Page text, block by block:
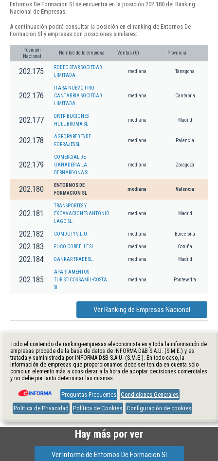
Entornos De Formacion Sl se encuentra en la posición 202.180 del Ranking
Nacional de Empresas.
A continuación podrá consultar la posición en el ranking de Entornos De
Formacion Sl y empresas con posiciones similares:
Posición
Nacional
Nombre de la empresa Ventas (€) Provincia
202.175
RODEO STAR SOCIEDAD
LIMITADA.
mediana Tarragona
202.176
ITARA NUEVO FRIO
CANTABRIA SOCIEDAD
LIMITADA.
mediana Cantabria
202.177
DISTRIBUCIONES
HULUBRUMA SL
mediana Madrid
202.178
AGROPAREDES DE
FORRAJES SL.
mediana Palencia
202.179
COMERCIAL DE
GANADERIA LA
BERNARDONA SL
mediana Zaragoza
202.180
ENTORNOS DE
FORMACION SL
mediana Valencia
202.181
TRANSPORTES Y
EXCAVACIONES ANTONIO
LAGO SL.
mediana Madrid
202.182 COMDUTY S.L.U. mediana Barcelona
202.183 FUCO CORBELLE SL mediana Coruña
202.184 DANKAR TRADE SL. mediana Madrid
202.185
APARTAMENTOS
TURISTICOS SAMIL-COSTA
SL
mediana Pontevedra
Ver Ranking de Empresas Nacional
Todo el contenido de ranking-empresas.eleconomista.es y toda la información de
empresas procede de la base de datos de INFORMA D&B S.A.U. (S.M.E.) y es
tratada y suministrada por INFORMA D&B S.A.U. (S.M.E.). En todo caso, la
información de empresas que proporcionamos debe ser tenida en cuenta sólo
como un elemento más a considerar a la hora de adoptar decisiones comerciales
y no debe por tanto determinar las mismas.
Preguntas Frecuentes Condiciones Generales
Política de Privacidad
Política de Cookies Configuración de cookies
Hay más por ver
Ver Informe de Entornos De Formacion Sl